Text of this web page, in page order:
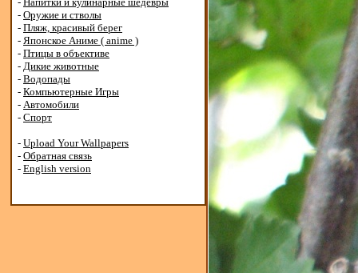
- Оружие и стволы
- Пляж, красивый берег
- Японское Аниме ( anime )
- Птицы в объективе
- Дикие животные
- Водопады
- Компьютерные Игры
- Автомобили
- Спорт
- Upload Your Wallpapers
- Обратная связь
- English version